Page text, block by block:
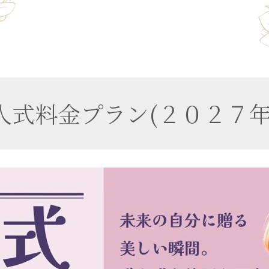
式料金プラン(２０２７